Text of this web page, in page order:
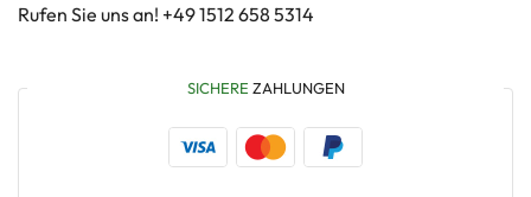
Rufen Sie uns an! +49 1512 658 5314
SICHERE ZAHLUNGEN